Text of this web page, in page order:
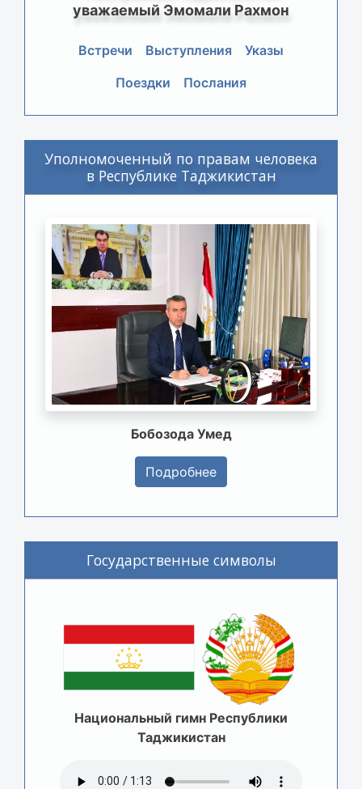
уважаемый Эмомали Рахмон
Встречи Выступления
Указы
Поездки
Послания
Уполномоченный по правам человека
в Республике Таджикистан
Бобозода Умед
Подробнее
Государственные символы
Национальный гимн Республики
Таджикистан